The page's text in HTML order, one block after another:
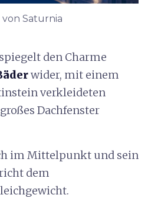
Saturnia
den Charme
wider, mit einem
verkleideten
Dachfenster
im Mittelpunkt und sein
dem